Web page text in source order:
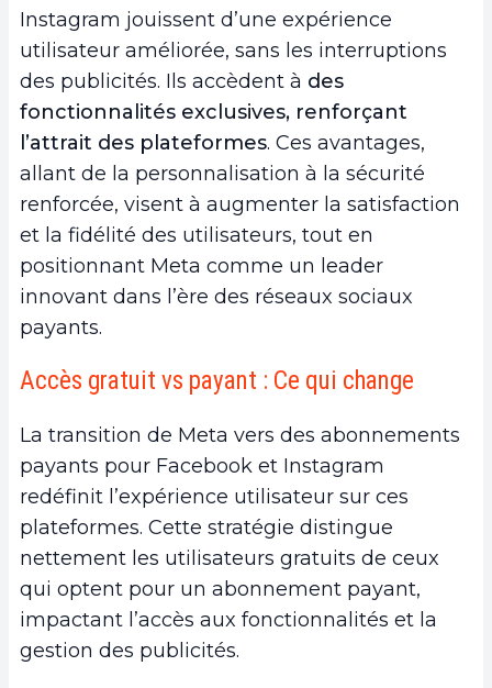
Instagram jouissent d’une expérience
utilisateur améliorée, sans les interruptions
des publicités. Ils accèdent à des
fonctionnalités exclusives, renforçant
l’attrait des plateformes. Ces avantages,
allant de la personnalisation à la sécurité
renforcée, visent à augmenter la satisfaction
et la fidélité des utilisateurs, tout en
positionnant Meta comme un leader
innovant dans l’ère des réseaux sociaux
payants.
Accès gratuit vs payant : Ce qui change
La transition de Meta vers des abonnements
payants pour Facebook et Instagram
redéfinit l’expérience utilisateur sur ces
plateformes. Cette stratégie distingue
nettement les utilisateurs gratuits de ceux
qui optent pour un abonnement payant,
impactant l’accès aux fonctionnalités et la
gestion des publicités.